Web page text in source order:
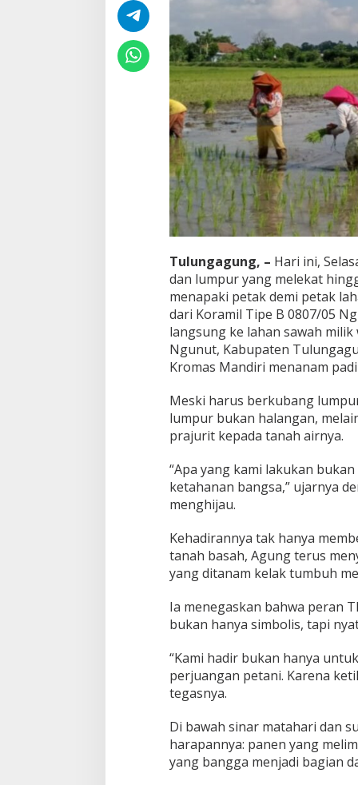
a
s
a
T
a
k
P
e
r
n
a
h
P
d
a
m
Tulungagung, – Hari ini,
dan lumpur yang melekat
menapaki petak demi petak
dari Koramil Tipe B 0807/05
langsung ke lahan sawah
Ngunut, Kabupaten
Kromas Mandiri menanam
Meski harus berkubang
lumpur bukan halangan,
prajurit kepada tanah airnya.
“Apa yang kami lakukan
ketahanan bangsa,” ujarnya
menghijau.
Kehadirannya tak hanya
tanah basah, Agung terus
yang ditanam kelak tumbuh
Ia menegaskan bahwa peran
bukan hanya simbolis, tapi
“Kami hadir bukan hanya
perjuangan petani. Karena
tegasnya.
Di bawah sinar matahari dan
harapannya: panen yang
yang bangga menjadi bagian